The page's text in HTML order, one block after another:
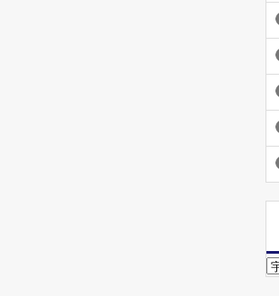
カ